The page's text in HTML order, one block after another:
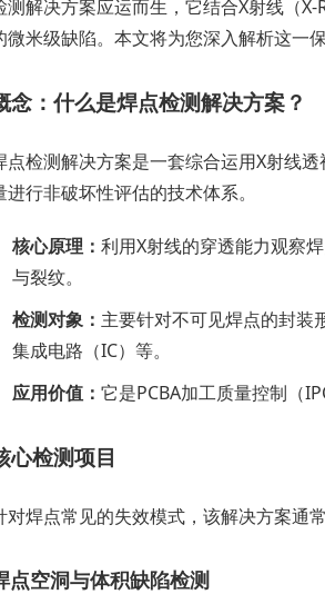
测解决方案应运而生，它结合X射线（
微米级缺陷。本文将为您深入解析这一
念：什么是焊点检测解决方案？
点检测解决方案是一套综合运用X射线
进行非破坏性评估的技术体系。
核心原理： 利用X射线的穿透能力观察
与裂纹。
检测对象： 主要针对不可见焊点的封装
集成电路（IC）等。
应用价值： 它是PCBA加工质量控制（
心检测项目
对焊点常见的失效模式，该解决方案通
点空洞与体积缺陷检测